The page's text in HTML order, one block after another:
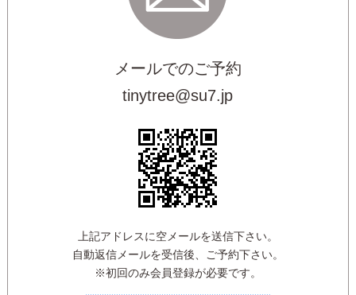
メールでのご予約
tinytree@su7.jp
上記アドレスに空メールを送信下さい。
自動返信メールを受信後、ご予約下さい。
※初回のみ会員登録が必要です。